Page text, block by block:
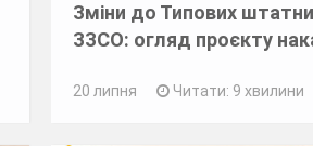
Зміни до Типових
ЗЗСО: огляд проєкту
20 липня Читати: 9 хвилини